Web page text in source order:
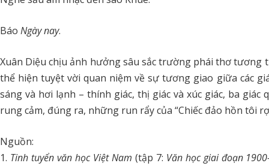
Báo Ngày nay.
Xuân Diệu chịu ảnh hưởng sâu sắc trường phái thơ
thể hiện tuyệt vời quan niệm về sự tương giao giữa các
sáng và hơi lạnh – thính giác, thị giác và xúc giác, ba
rung cảm, đúng ra, những run rẩy của “Chiếc đảo hồn tôi
Nguồn:
1. Tinh tuyển văn học Việt Nam (tập 7: Văn học giai đoạn